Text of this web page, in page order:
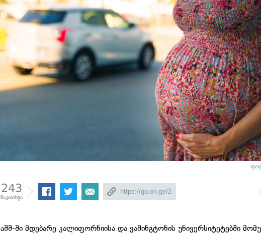
243
წაკითხვა
აშშ-ში მდებარე კალიფორნიისა და ვაშინგტონის უნივერსიტეტებში